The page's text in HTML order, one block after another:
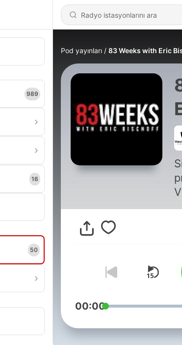
989
16
50
Pod yayınları 83 Weeks with Eric
00:00